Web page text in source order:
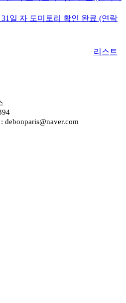
예약문의
일 자 도미토리 확인 완료 (연락
리스트